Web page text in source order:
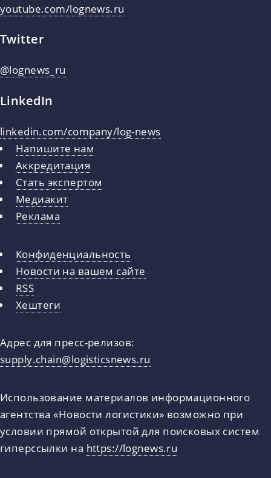
youtube.com/lognews.ru
Twitter
@lognews_ru
LinkedIn
linkedin.com/company/log-news
Напишите нам
Аккредитация
Стать экспертом
Медиакит
Реклама
Конфиденциальность
Новости на вашем сайте
RSS
Хештеги
Адрес для пресс-релизов:
supply.chain@logisticsnews.ru
Использование материалов информационного
агентства «Новости логистики» возможно при
условии прямой открытой для поисковых систем
гиперссылки на https://lognews.ru